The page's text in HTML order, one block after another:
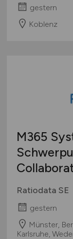
gestern
Koblenz
M365
Ratiodata SE
gestern
Münster,
Karlsruhe,